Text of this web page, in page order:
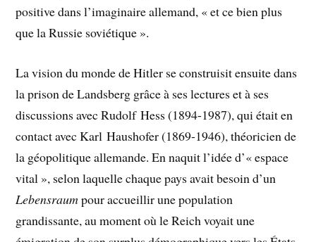
positive dans l’imaginaire allemand, « et ce bien plus
que la Russie soviétique ».
La vision du monde de Hitler se construisit ensuite dans
la prison de Landsberg grâce à ses lectures et à ses
discussions avec Rudolf Hess (1894-1987), qui était en
contact avec Karl Haushofer (1869-1946), théoricien de
la géopolitique allemande. En naquit l’idée d’« espace
vital », selon laquelle chaque pays avait besoin d’un
Lebensraumpour accueillir une population
grandissante, au moment où le Reich voyait une